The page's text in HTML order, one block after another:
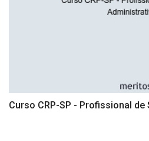
Curso CRP-SP - Profissional